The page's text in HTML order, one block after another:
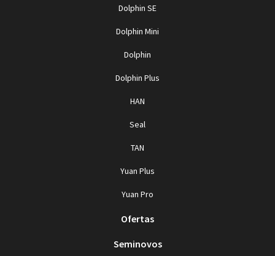
Dolphin SE
Dolphin Mini
Dolphin
Dolphin Plus
HAN
Seal
TAN
Yuan Plus
Yuan Pro
Ofertas
Seminovos